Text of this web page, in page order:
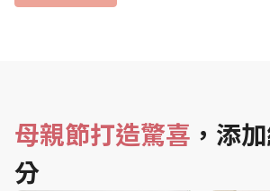
母親節打造驚喜 ，添
分